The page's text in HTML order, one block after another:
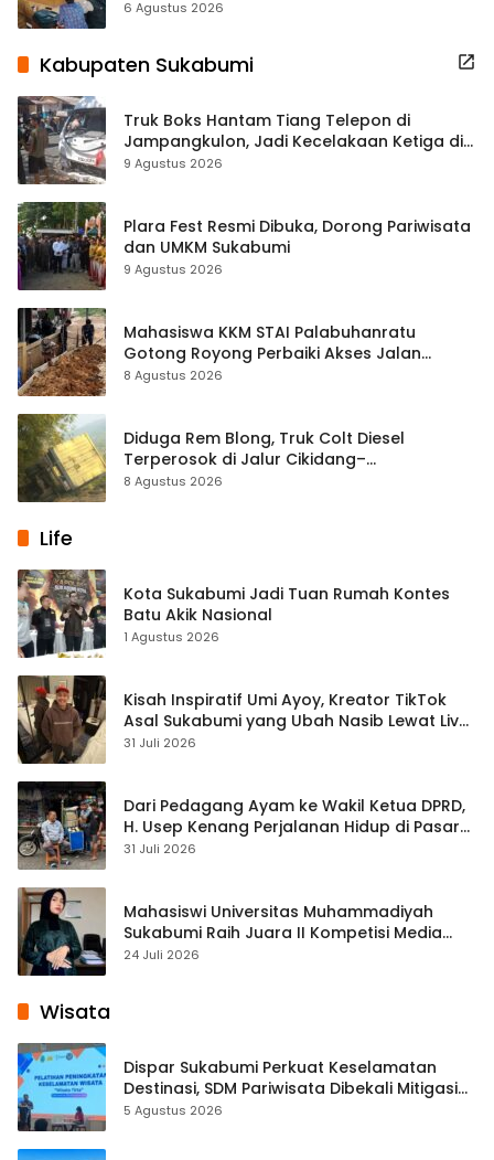
Terbuka Beri Data
6 Agustus 2026
Kabupaten Sukabumi
Truk Boks Hantam Tiang Telepon di
Jampangkulon, Jadi Kecelakaan Ketiga di
Titik yang Sama
9 Agustus 2026
Plara Fest Resmi Dibuka, Dorong Pariwisata
dan UMKM Sukabumi
9 Agustus 2026
Mahasiswa KKM STAI Palabuhanratu
Gotong Royong Perbaiki Akses Jalan
Majelis Ta’lim di Sagaranten
8 Agustus 2026
Diduga Rem Blong, Truk Colt Diesel
Terperosok di Jalur Cikidang–
Palabuhanratu
8 Agustus 2026
Life
Kota Sukabumi Jadi Tuan Rumah Kontes
Batu Akik Nasional
1 Agustus 2026
Kisah Inspiratif Umi Ayoy, Kreator TikTok
Asal Sukabumi yang Ubah Nasib Lewat Live
Streaming
31 Juli 2026
Dari Pedagang Ayam ke Wakil Ketua DPRD,
H. Usep Kenang Perjalanan Hidup di Pasar
Cisaat
31 Juli 2026
Mahasiswi Universitas Muhammadiyah
Sukabumi Raih Juara II Kompetisi Media
Pembelajaran Digital Tingkat Internasional
24 Juli 2026
Wisata
Dispar Sukabumi Perkuat Keselamatan
Destinasi, SDM Pariwisata Dibekali Mitigasi
hingga Teknik Evakuasi
5 Agustus 2026